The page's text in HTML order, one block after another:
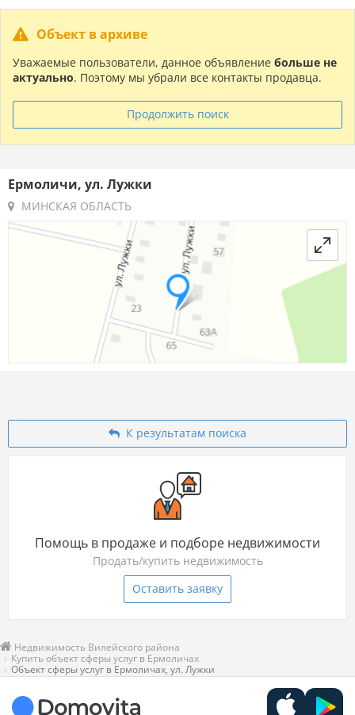
Объект в архиве
Уважаемые пользователи, данное объявление больше не
актуально. Поэтому мы убрали все контакты продавца.
Продолжить поиск
Ермоличи, ул. Лужки
МИНСКАЯ ОБЛАСТЬ
К результатам поиска
Помощь в продаже и подборе недвижимости
Продать/купить недвижимость
Оставить заявку
Недвижимость Вилейского района
Купить объект сферы услуг в Ермоличах
Объект сферы услуг в Ермоличах, ул. Лужки